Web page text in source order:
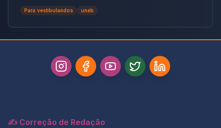
tema crucial que desafiou milhares e te preparamos
para futuras pautas sociais.
Para vestibulandos uneb
✍️ Correção de Redação